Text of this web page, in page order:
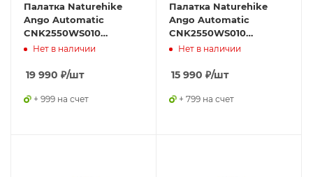
Палатка Naturehike
Ango Automatic
CNK2550WS010
трёхместная, большая,
коричневым
Нет в наличии
19 990 ₽/шт
+ 999 на счет
Палатка Naturehike
Ango Automatic
CNK2550WS010
трёхместная, малая, c
с серым
Нет в наличии
15 990 ₽/шт
+ 799 на счет